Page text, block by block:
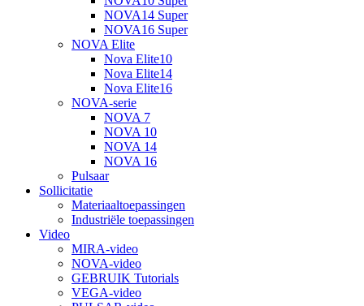
NOVA14 Super
NOVA16 Super
NOVA Elite
Nova Elite10
Nova Elite14
Nova Elite16
NOVA-serie
NOVA 7
NOVA 10
NOVA 14
NOVA 16
Pulsaar
Sollicitatie
Materiaaltoepassingen
Industriële toepassingen
Video
MIRA-video
NOVA-video
GEBRUIK Tutorials
VEGA-video